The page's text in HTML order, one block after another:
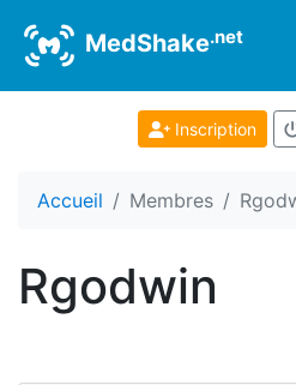
MedShake.net
Inscription
Accueil Membres
Rgodwin